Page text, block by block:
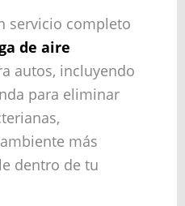
servicio completo
de aire
autos, incluyendo
para eliminar
más
dentro de tu